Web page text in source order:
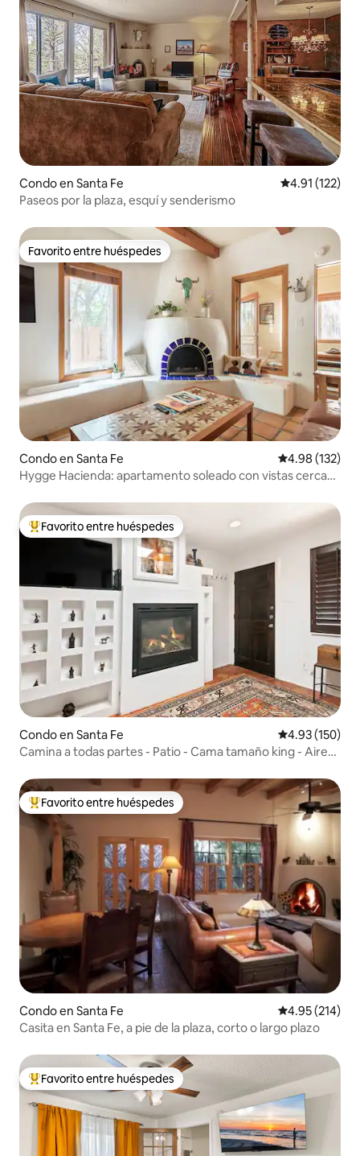
Condo en Santa Fe Calificación
4.91 (122)
Paseos por la plaza, esquí y senderismo
Favorito entre huéspedes
Favorito entre huéspedes
Condo en Santa Fe Calificación
4.98 (132)
Hygge Hacienda: apartamento soleado con vistas cerca
Favorito entre huéspedes preferido
Favorito entre huéspedes
Condo en Santa Fe Calificación
4.93 (150)
Camina a todas partes - Patio - Cama tamaño king - Aire
Favorito entre huéspedes preferido
Favorito entre huéspedes
Condo en Santa Fe Calificación
4.95 (214)
Casita en Santa Fe, a pie de la plaza, corto o largo plazo
Favorito entre huéspedes preferido
Favorito entre huéspedes